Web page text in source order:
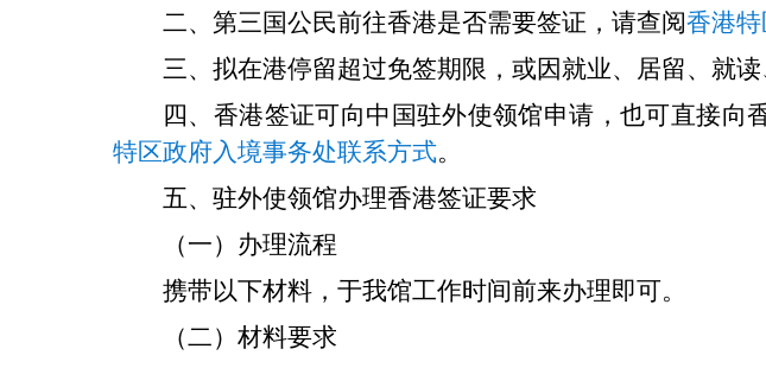
二、第三国公民前往香港是否需要签证，请查阅香港
三、拟在港停留超过免签期限，或因就业、居留、就
四、香港签证可向中国驻外使领馆申请，也可直接向
特区政府入境事务处联系方式。
五、驻外使领馆办理香港签证要求
（一）办理流程
携带以下材料，于我馆工作时间前来办理即可。
（二）材料要求